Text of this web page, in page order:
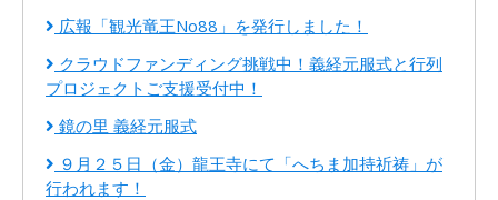
広報「観光竜王No88」を発行しました！
クラウドファンディング挑戦中！義経元服式と行列
プロジェクトご支援受付中！
鏡の里 義経元服式
９月２５日（金）龍王寺にて「へちま加持祈祷」が
行われます！